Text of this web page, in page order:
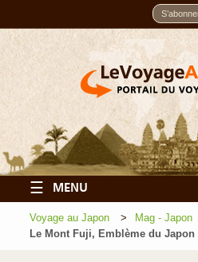
☰ MENU
Voyage au Japon
Mag - Japon
Le Mont Fuji, Emblème du Japon